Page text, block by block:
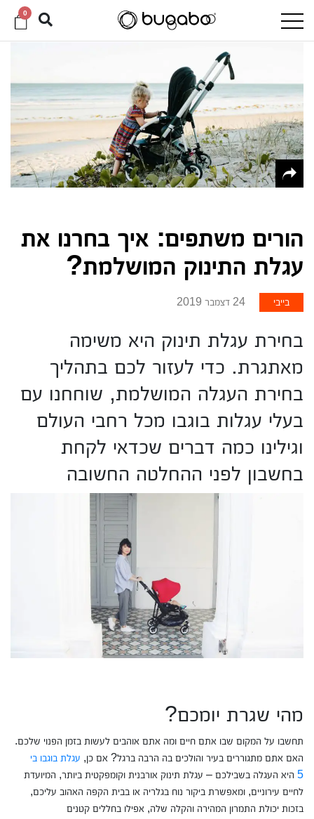
0
הורים משתפים: איך בחרנו את
עגלת התינוק המושלמת?
בייבי 24 דצמבר 2019
בחירת עגלת תינוק היא משימה
מאתגרת. כדי לעזור לכם בתהליך
בחירת העגלה המושלמת, שוחחנו עם
בעלי עגלות בוגבו מכל רחבי העולם
וגילינו כמה דברים שכדאי לקחת
בחשבון לפני ההחלטה החשובה
מהי שגרת יומכם?
תחשבו על המקום שבו אתם חיים ומה אתם אוהבים לעשות בזמן הפנוי שלכם.
האם אתם מתגוררים בעיר והולכים בה הרבה ברגל? אם כן, עגלת בוגבו בי
5 היא העגלה בשבילכם – עגלת תינוק אורבנית וקומפקטית ביותר, המיועדת
לחיים עירוניים, ומאפשרת ביקור נוח בגלריה או בבית הקפה האהוב עליכם,
בזכות יכולת התמרון המהירה והקלה שלה, אפילו בחללים קטנים